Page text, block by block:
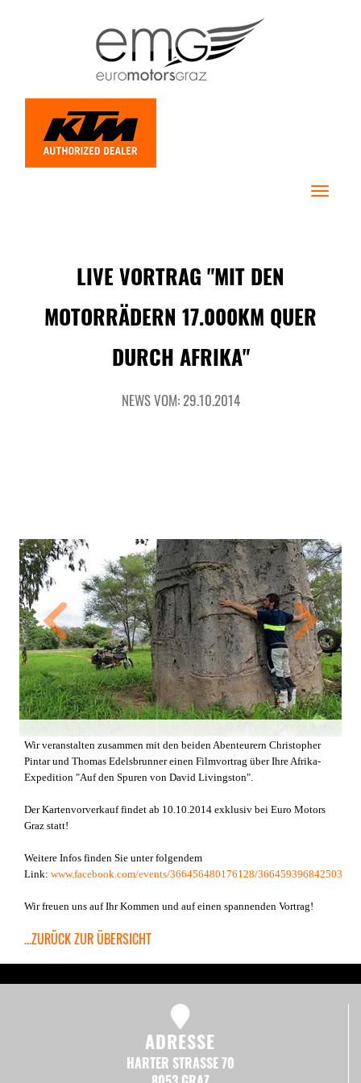
Toggle
LIVE VORTRAG "MIT DEN
MOTORRÄDERN 17.000KM QUER
DURCH AFRIKA"
NEWS VOM: 29.10.2014
Wir veranstalten zusammen mit den beiden Abenteurern Christopher
Pintar und Thomas Edelsbrunner einen Filmvortrag über Ihre Afrika-
Expedition "Auf den Spuren von David Livingston".
Der Kartenvorverkauf findet ab 10.10.2014 exklusiv bei Euro Motors
Graz statt!
Weitere Infos finden Sie unter folgendem
Link: www.facebook.com/events/366456480176128/366459396842503
Wir freuen uns auf Ihr Kommen und auf einen spannenden Vortrag!
...ZURÜCK ZUR ÜBERSICHT
ADRESSE
HARTER STRASSE 70